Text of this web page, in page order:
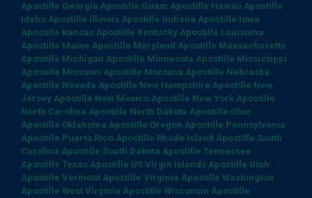
Apostille Georgia Apostille Guam Apostille Hawaii Apostille
Idaho Apostille Illinois Apostille Indiana Apostille Iowa
Apostille Kansas Apostille Kentucky Apostille Louisiana
Apostille Maine Apostille Maryland Apostille Massachusetts
Apostille Michigan Apostille Minnesota Apostille Mississippi
Apostille Missouri Apostille Montana Apostille Nebraska
Apostille Nevada Apostille New Hampshire Apostille New
Jersey Apostille New Mexico Apostille New York Apostille
North Carolina Apostille North Dakota Apostille Ohio
Apostille Oklahoma Apostille Oregon Apostille Pennsylvania
Apostille Puerto Rico Apostille Rhode Island Apostille South
Carolina Apostille South Dakota Apostille Tennessee
Apostille Texas Apostille US Virgin Islands Apostille Utah
Apostille Vermont Apostille Virginia Apostille Washington
Apostille West Virginia Apostille Wisconsin Apostille